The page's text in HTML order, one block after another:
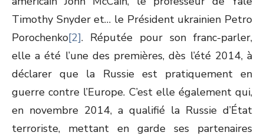
Timothy Snyder et… le Président ukrainien Petro
Porochenko[2]. Réputée pour son franc-parler,
elle a été l’une des premières, dès l’été 2014, à
déclarer que la Russie est pratiquement en
guerre contre l’Europe. C’est elle également qui,
en novembre 2014, a qualifié la Russie d’État
terroriste, mettant en garde ses partenaires